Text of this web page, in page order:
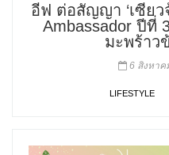
อีฟ ต่อสัญญา ‘เซียว
Ambassador ปีที่
มะพร้าว
6 สิงหาค
LIFESTYLE